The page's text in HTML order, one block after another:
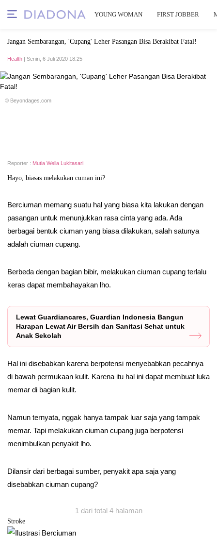
YOUNG WOMAN FIRST JOBBER
Jangan Sembarangan, 'Cupang' Leher Pasangan Bisa Berakibat Fatal!
Health | Senin, 6 Juli 2020 18:25
© Beyondages.com
Reporter : Mutia Wella Lukitasari
Hayo, biasas melakukan cuman ini?
Berciuman memang suatu hal yang biasa kita lakukan dengan
pasangan untuk menunjukkan rasa cinta yang ada. Ada
berbagai bentuk ciuman yang biasa dilakukan, salah satunya
adalah ciuman cupang.
Berbeda dengan bagian bibir, melakukan ciuman cupang terlalu
keras dapat membahayakan lho.
Lewat Guardiancares, Guardian Indonesia Bangun
Harapan Lewat Air Bersih dan Sanitasi Sehat untuk
Anak Sekolah
Hal ini disebabkan karena berpotensi menyebabkan pecahnya
di bawah permukaan kulit. Karena itu hal ini dapat membuat luka
memar di bagian kulit.
Namun ternyata, nggak hanya tampak luar saja yang tampak
memar. Tapi melakukan ciuman cupang juga berpotensi
menimbulkan penyakit lho.
Dilansir dari berbagai sumber, penyakit apa saja yang
disebabkan ciuman cupang?
1 dari total 4 halaman
Stroke